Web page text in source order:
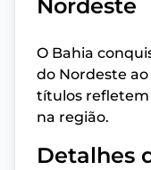
Nordeste
O Bahia
do Nordeste
títulos refletem
na região.
Detalhes